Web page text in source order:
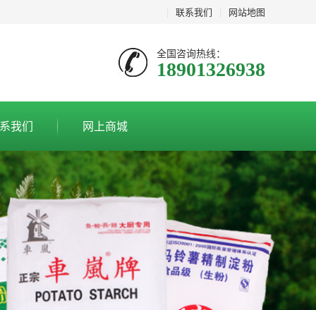
联系我们 网站地图
全国咨询热线：
18901326938
我们 网上商城